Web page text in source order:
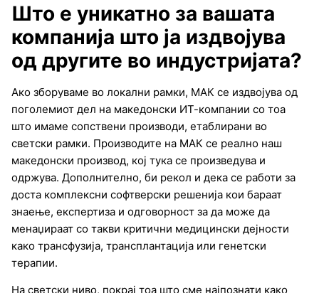
Што е уникатно за вашата
компанија што ја издвојува
од другите во индустријата?
Ако зборуваме во локални рамки, МАК се издвојува од
поголемиот дел на македонски ИТ-компании со тоа
што имаме сопствени производи, етаблирани во
светски рамки. Производите на МАК се реално наш
македонски производ, кој тука се произведува и
одржува. Дополнително, би рекол и дека се работи за
доста комплексни софтверски решенија кои бараат
знаење, експертиза и одговорност за да може да
менаџираат со такви критични медицински дејности
како трансфузија, трансплантација или генетски
терапии.
На светски ниво, покрај тоа што сме најпознати како